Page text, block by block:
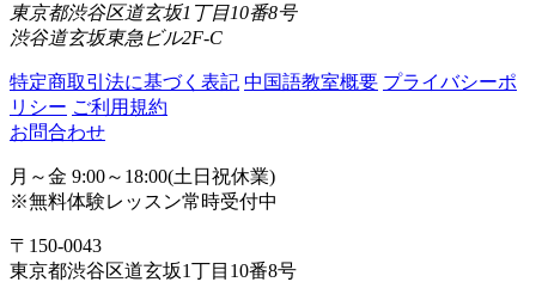
東京都渋谷区道玄坂1丁目10番8号
渋谷道玄坂東急ビル2F-C
特定商取引法に基づく表記 中国語教室概要 プライバシーポ
リシー ご利用規約
お問合わせ
月～金 9:00～18:00(土日祝休業)
※無料体験レッスン常時受付中
〒150-0043
東京都渋谷区道玄坂1丁目10番8号